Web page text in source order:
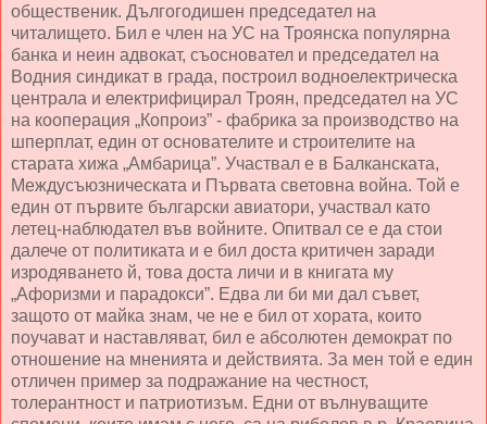
общественик. Дългогодишен председател на
читалището. Бил е член на УС на Троянска популярна
банка и неин адвокат, съосновател и председател на
Водния синдикат в града, построил водноелектрическа
централа и електрифицирал Троян, председател на УС
на кооперация „Копроиз” - фабрика за производство на
шперплат, един от основателите и строителите на
старата хижа „Амбарица”. Участвал е в Балканската,
Междусъюзническата и Първата световна война. Той е
един от първите български авиатори, участвал като
летец-наблюдател във войните. Опитвал се е да стои
далече от политиката и е бил доста критичен заради
изродяването й, това доста личи и в книгата му
„Афоризми и парадокси”. Едва ли би ми дал съвет,
защото от майка знам, че не е бил от хората, които
поучават и наставляват, бил е абсолютен демократ по
отношение на мненията и действията. За мен той е един
отличен пример за подражание на честност,
толерантност и патриотизъм. Едни от вълнуващите